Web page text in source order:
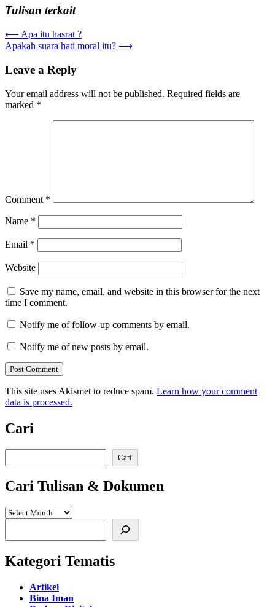
Tulisan terkait
Post
navigation
⟵ Apa itu hasrat ?
Apakah suara hati moral itu? ⟶
Leave a Reply
Your email address will not be published. Required fields are
marked *
Comment *
Name *
Email *
Website
Save my name, email, and website in this browser for the next
time I comment.
Notify me of follow-up comments by email.
Notify me of new posts by email.
This site uses Akismet to reduce spam. Learn how your comment
data is processed.
Cari
Cari
Cari Tulisan & Dokumen
Kategori Tematis
Artikel
Bina Iman